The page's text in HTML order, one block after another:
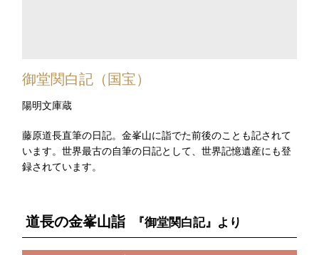
御堂関白記（国宝）
陽明文庫蔵
藤原道長直筆の日記。金峯山に詣でた前後のことも記されて
います。世界最古の自筆の日記として、世界記憶遺産にも登
録されています。
道長の金峯山詣 『御堂関白記』より